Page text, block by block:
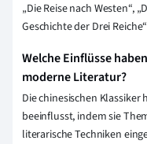
„Die Reise nach Westen“,
Geschichte der Drei
Welche Einflüsse
moderne Literatur?
Die chinesischen
beeinflusst, indem sie
literarische Techniken